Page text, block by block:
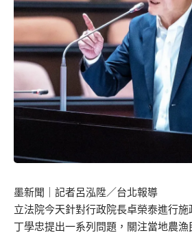
墨新聞
｜記者呂泓陞／台北報導
立法院今天針對行政院長卓榮泰進行
丁學忠提出一系列問題，關注當地農